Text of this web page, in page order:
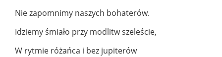
Nie zapomnimy naszych bohaterów.
Idziemy śmiało przy modlitw szeleście,
W rytmie różańca i bez jupiterów